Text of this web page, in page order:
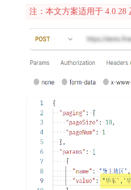
注：本文方案适用于 4.0.28